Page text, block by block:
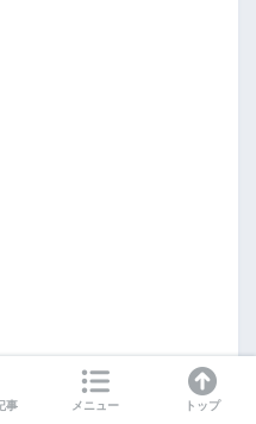
事 メニュー トップ